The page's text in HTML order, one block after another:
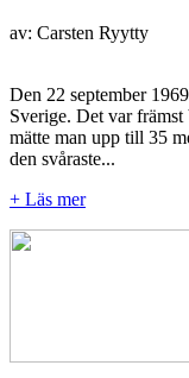
av: Carsten Ryytty
Den 22 september
Sverige. Det var
mätte man upp till 35
den svåraste...
+ Läs mer